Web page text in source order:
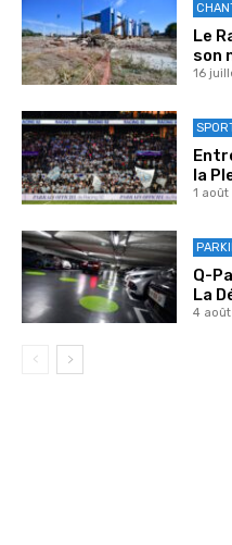
Le
son
16
la
1 août
Q-
La
4